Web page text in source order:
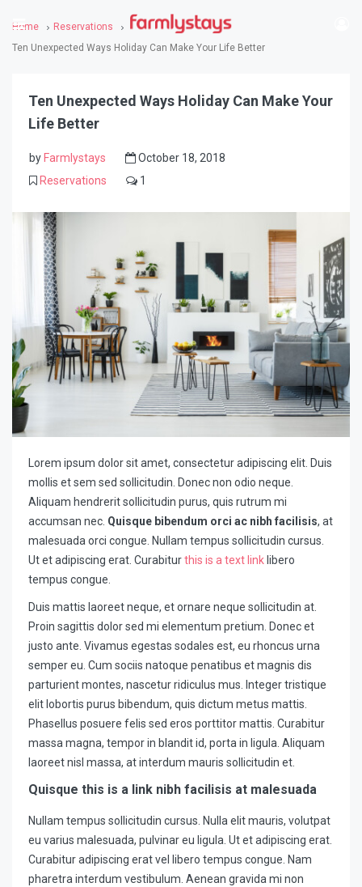
Home
Reservations
Ten Unexpected Ways Holiday Can Make Your Life Better
Ten Unexpected Ways Holiday Can Make Your
Life Better
by Farmlystays
October 18, 2018
Reservations
1
Lorem ipsum dolor sit amet, consectetur adipiscing elit. Duis
mollis et sem sed sollicitudin. Donec non odio neque.
Aliquam hendrerit sollicitudin purus, quis rutrum mi
accumsan nec. Quisque bibendum orci ac nibh facilisis, at
malesuada orci congue. Nullam tempus sollicitudin cursus.
Ut et adipiscing erat. Curabiturthis is a text link libero
tempus congue.
Duis mattis laoreet neque, et ornare neque sollicitudin at.
Proin sagittis dolor sed mi elementum pretium. Donec et
justo ante. Vivamus egestas sodales est, eu rhoncus urna
semper eu. Cum sociis natoque penatibus et magnis dis
parturient montes, nascetur ridiculus mus. Integer tristique
elit lobortis purus bibendum, quis dictum metus mattis.
Phasellus posuere felis sed eros porttitor mattis. Curabitur
massa magna, tempor in blandit id, porta in ligula. Aliquam
laoreet nisl massa, at interdum mauris sollicitudin et.
Quisque this is a link nibh facilisis at malesuada
Nullam tempus sollicitudin cursus. Nulla elit mauris, volutpat
eu varius malesuada, pulvinar eu ligula. Ut et adipiscing erat.
Curabitur adipiscing erat vel libero tempus congue. Nam
pharetra interdum vestibulum. Aenean gravida mi non